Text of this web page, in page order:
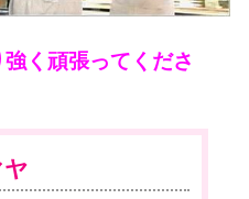
強く頑張ってくださ